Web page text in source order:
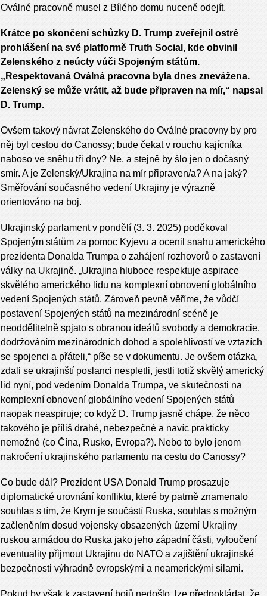
Oválné pracovně musel z Bílého domu nuceně odejít.
Krátce po skončení schůzky D. Trump zveřejnil ostré
prohlášení na své platformě Truth Social, kde obvinil
Zelenského z neúcty vůči Spojeným státům.
„Respektovaná Oválná pracovna byla dnes znevážena.
Zelenský se může vrátit, až bude připraven na mír,“ napsal
D. Trump.
Ovšem takový návrat Zelenského do Oválné pracovny by pro
něj byl cestou do Canossy; bude čekat v rouchu kajícníka
naboso ve sněhu tři dny? Ne, a stejně by šlo jen o dočasný
smír. A je Zelenský/Ukrajina na mír připraven/a? A na jaký?
Směřování současného vedení Ukrajiny je výrazně
orientováno na boj.
Ukrajinský parlament v pondělí (3. 3. 2025) poděkoval
Spojeným státům za pomoc Kyjevu a ocenil snahu amerického
prezidenta Donalda Trumpa o zahájení rozhovorů o zastavení
války na Ukrajině. „Ukrajina hluboce respektuje aspirace
skvělého amerického lidu na komplexní obnovení globálního
vedení Spojených států. Zároveň pevně věříme, že vůdčí
postavení Spojených států na mezinárodní scéně je
neoddělitelně spjato s obranou ideálů svobody a demokracie,
dodržováním mezinárodních dohod a spolehlivostí ve vztazích
se spojenci a přáteli,“ píše se v dokumentu. Je ovšem otázka,
zdali se ukrajinští poslanci nespletli, jestli totiž skvělý americký
lid nyní, pod vedením Donalda Trumpa, ve skutečnosti na
komplexní obnovení globálního vedení Spojených států
naopak neaspiruje; co když D. Trump jasně chápe, že něco
takového je příliš drahé, nebezpečné a navíc prakticky
nemožné (co Čína, Rusko, Evropa?). Nebo to bylo jenom
nakročení ukrajinského parlamentu na cestu do Canossy?
Co bude dál? Prezident USA Donald Trump prosazuje
diplomatické urovnání konfliktu, které by patrně znamenalo
souhlas s tím, že Krym je součástí Ruska, souhlas s možným
začleněním dosud vojensky obsazených území Ukrajiny
ruskou armádou do Ruska jako jeho západní části, vyloučení
eventuality přijmout Ukrajinu do NATO a zajištění ukrajinské
bezpečnosti výhradně evropskými a neamerickými silami.
Pokud by však k zastavení bojů nedošlo, lze předpokládat, že